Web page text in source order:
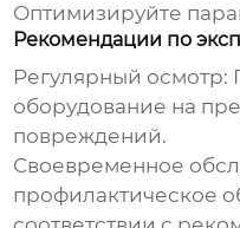
Оптимизируйте
Рекомендации по
Регулярный осмотр:
оборудование на
повреждений.
Своевременное
профилактическое